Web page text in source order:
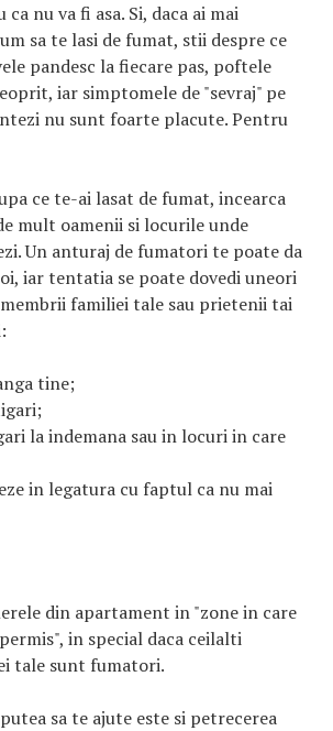
nu va fi asa. Si, daca ai mai
sa te lasi de fumat, stii despre ce
pandesc la fiecare pas, poftele
iar simptomele de "sevraj" pe
nu sunt foarte placute. Pentru
ce te-ai lasat de fumat, incearca
mult oamenii si locurile unde
Un anturaj de fumatori te poate da
iar tentatia se poate dovedi uneori
membrii familiei tale sau prietenii tai
tine;
la indemana sau in locuri in care
in legatura cu faptul ca nu mai
din apartament in "zone in care
in special daca ceilalti
tale sunt fumatori.
sa te ajute este si petrecerea